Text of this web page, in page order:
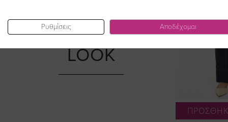
ΣΥΜΠΛΗΡΩΣΤΕ ΤΟ
LOOK
Ρυθμίσεις Αποδέχομαι